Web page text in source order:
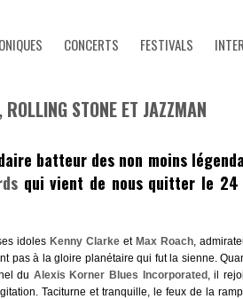
CONCERTS FESTIVALS
STONE ET JAZZMAN
batteur des non moins
qui vient de nous quitter le 24
idolesKenny ClarkeetMax Roach,
pas à la gloire planétaire qui fut la sienne.
du Alexis Korner Blues Incorporated , il
Taciturne et tranquille, le feux de la